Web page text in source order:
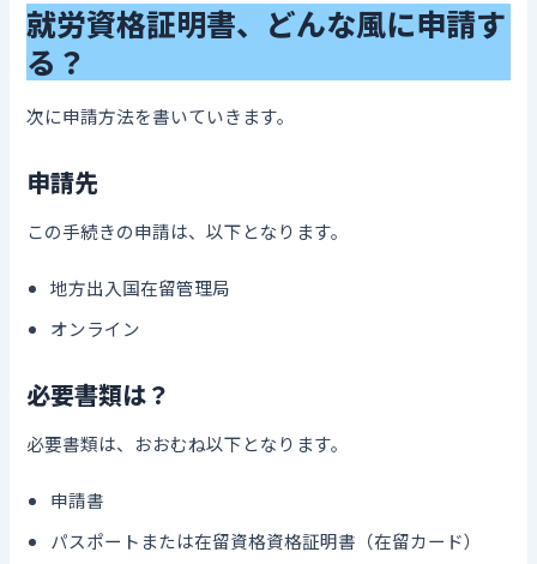
就労資格証明書、どんな風に申請す
る？
次に申請方法を書いていきます。
申請先
この手続きの申請は、以下となります。
地方出入国在留管理局
オンライン
必要書類は？
必要書類は、おおむね以下となります。
申請書
パスポートまたは在留資格資格証明書（在留カード）